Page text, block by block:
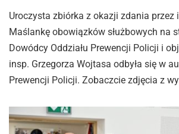
Uroczysta zbiórka z okazji zdania przez
Maślankę obowiązków służbowych na
Dowódcy Oddziału Prewencji Policji i
insp. Grzegorza Wojtasa odbyła się w
Prewencji Policji. Zobaczcie zdjęcia z